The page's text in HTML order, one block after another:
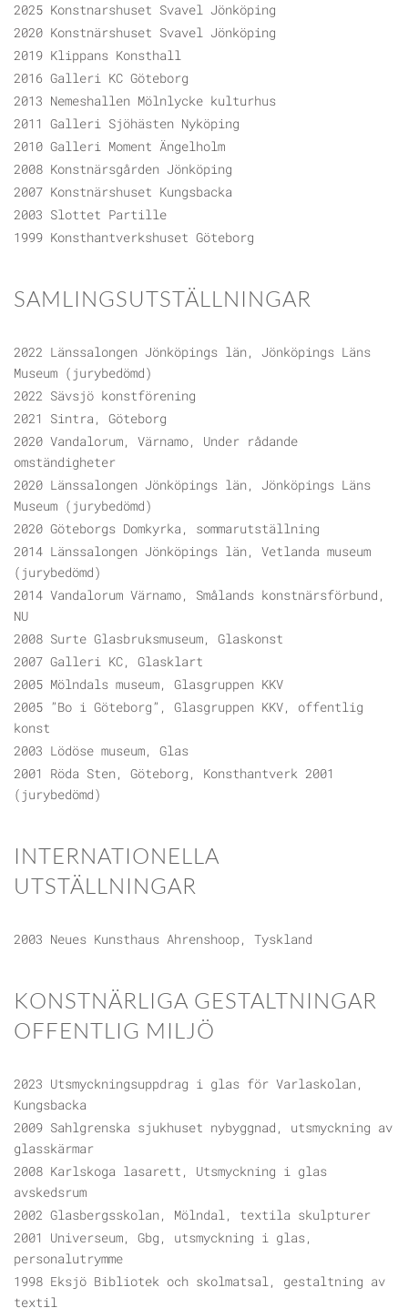
2025 Konstnarshuset Svavel Jönköping
2020 Konstnärshuset Svavel Jönköping
2019 Klippans Konsthall
2016 Galleri KC Göteborg
2013 Nemeshallen Mölnlycke kulturhus
2011 Galleri Sjöhästen Nyköping
2010 Galleri Moment Ängelholm
2008 Konstnärsgården Jönköping
2007 Konstnärshuset Kungsbacka
2003 Slottet Partille
1999 Konsthantverkshuset Göteborg
SAMLINGSUTSTÄLLNINGAR
2022 Länssalongen Jönköpings län, Jönköpings Läns
Museum (jurybedömd)
2022 Sävsjö konstförening
2021 Sintra, Göteborg
2020 Vandalorum, Värnamo, Under rådande
omständigheter
2020 Länssalongen Jönköpings län, Jönköpings Läns
Museum (jurybedömd)
2020 Göteborgs Domkyrka, sommarutställning
2014 Länssalongen Jönköpings län, Vetlanda museum
(jurybedömd)
2014 Vandalorum Värnamo, Smålands konstnärsförbund,
NU
2008 Surte Glasbruksmuseum, Glaskonst
2007 Galleri KC, Glasklart
2005 Mölndals museum, Glasgruppen KKV
2005 ”Bo i Göteborg”, Glasgruppen KKV, offentlig
konst
2003 Lödöse museum, Glas
2001 Röda Sten, Göteborg, Konsthantverk 2001
(jurybedömd)
INTERNATIONELLA
UTSTÄLLNINGAR
2003 Neues Kunsthaus Ahrenshoop, Tyskland
KONSTNÄRLIGA GESTALTNINGAR
OFFENTLIG MILJÖ
2023 Utsmyckningsuppdrag i glas för Varlaskolan,
Kungsbacka
2009 Sahlgrenska sjukhuset nybyggnad, utsmyckning av
glasskärmar
2008 Karlskoga lasarett, Utsmyckning i glas
avskedsrum
2002 Glasbergsskolan, Mölndal, textila skulpturer
2001 Universeum, Gbg, utsmyckning i glas,
personalutrymme
1998 Eksjö Bibliotek och skolmatsal, gestaltning av
textil